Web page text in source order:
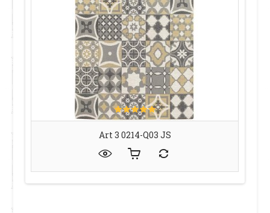
Art 3 0214-Q03 JS